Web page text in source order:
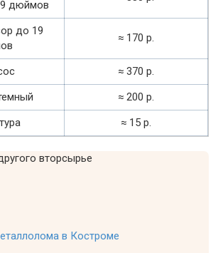
дюймов
до 19
≈ 170 р.
≈ 370 р.
≈ 200 р.
≈ 15 р.
вторсырье
в Костроме